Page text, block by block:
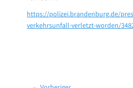
https://polizei.brandenburg.de/
verkehrsunfall-verletzt-worden/